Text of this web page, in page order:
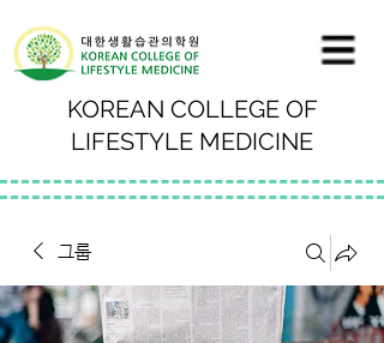
KOREAN COLLEGE OF
LIFESTYLE MEDICINE
그룹